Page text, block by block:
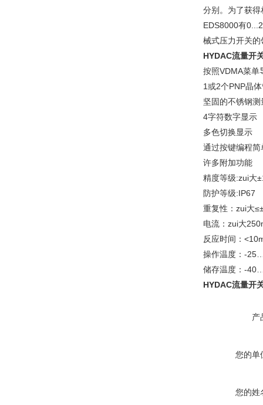
分别。为了获
EDS8000有
械式压力开关的
HYDAC流量开
按照VDMA菜单
1或2个PNP晶
坚固的不锈钢测
4字符数字显示
多色切换显示
通过按键编程简
许多附加功能
精度等级:zui大
防护等级:IP67
重复性：zui大
电流：zui大
反应时间：
操作温度：-
储存温度：-
HYDAC流量开
产
您的单
您的姓